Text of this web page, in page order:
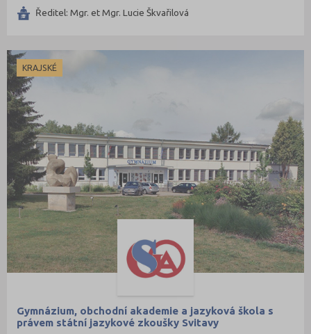
Ředitel: Mgr. et Mgr. Lucie Škvařilová
KRAJSKÉ
Gymnázium, obchodní akademie a jazyková škola s
právem státní jazykové zkoušky Svitavy